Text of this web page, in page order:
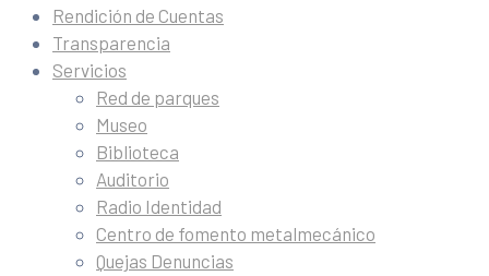
Rendición de Cuentas
Transparencia
Servicios
Red de parques
Museo
Biblioteca
Auditorio
Radio Identidad
Centro de fomento metalmecánico
Quejas Denuncias